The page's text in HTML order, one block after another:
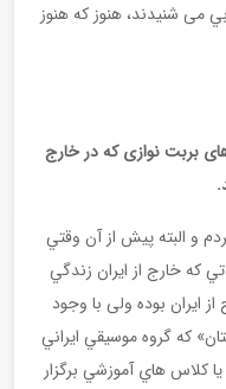
می شنیدند، هنوز كه هنوز
بربت نوازی که در خارج
.
كردم و البته پيش از آن وقتي
كه خارج از ايران زندگي
ايران بوده ولی با وجود
که گروه موسيقي ايراني
كلاس هاي آموزشي برگزار